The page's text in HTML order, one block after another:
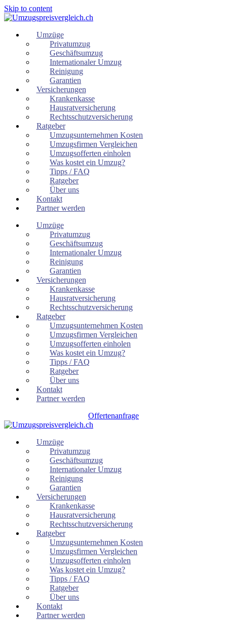
Skip to content
Umzüge
Privatumzug
Geschäftsumzug
Internationaler Umzug
Reinigung
Garantien
Versicherungen
Krankenkasse
Hausratversicherung
Rechtsschutzversicherung
Ratgeber
Umzugsunternehmen Kosten
Umzugsfirmen Vergleichen
Umzugsofferten einholen
Was kostet ein Umzug?
Tipps / FAQ
Ratgeber
Über uns
Kontakt
Partner werden
Umzüge
Privatumzug
Geschäftsumzug
Internationaler Umzug
Reinigung
Garantien
Versicherungen
Krankenkasse
Hausratversicherung
Rechtsschutzversicherung
Ratgeber
Umzugsunternehmen Kosten
Umzugsfirmen Vergleichen
Umzugsofferten einholen
Was kostet ein Umzug?
Tipps / FAQ
Ratgeber
Über uns
Kontakt
Partner werden
Offertenanfrage
Umzüge
Privatumzug
Geschäftsumzug
Internationaler Umzug
Reinigung
Garantien
Versicherungen
Krankenkasse
Hausratversicherung
Rechtsschutzversicherung
Ratgeber
Umzugsunternehmen Kosten
Umzugsfirmen Vergleichen
Umzugsofferten einholen
Was kostet ein Umzug?
Tipps / FAQ
Ratgeber
Über uns
Kontakt
Partner werden